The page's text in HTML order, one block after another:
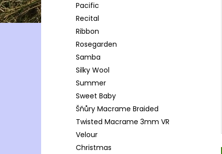
Pacific
Recital
Ribbon
Rosegarden
Samba
Silky Wool
Summer
Sweet Baby
Šňůry Macrame Braided
Twisted Macrame 3mm VR
Velour
Christmas